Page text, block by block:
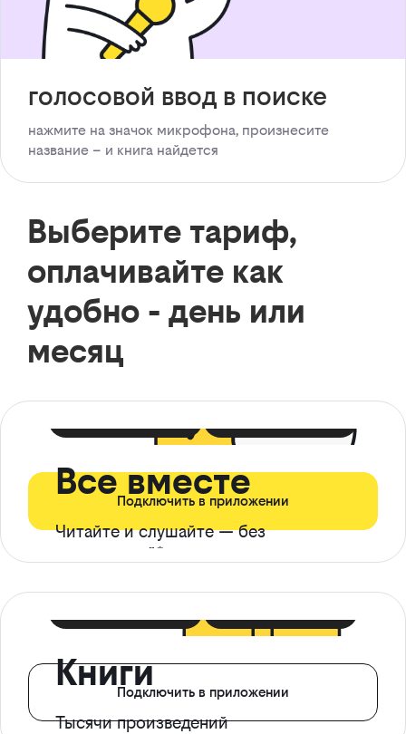
голосовой ввод в поиске
нажмите на значок микрофона, произнесите
название – и книга найдется
Выберите тариф,
оплачивайте как
удобно - день или
месяц
Все вместе
Читайте и слушайте — без
ограничений*
Подключить в приложении
Книги
Тысячи произведений
Подключить в приложении